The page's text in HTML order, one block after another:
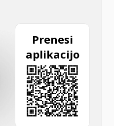
Prenesi
aplikacijo